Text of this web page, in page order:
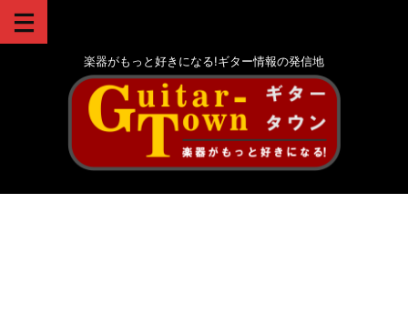
楽器がもっと好きになる!ギター情報の発信地